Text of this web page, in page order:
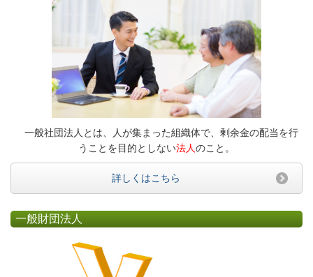
一般社団法人とは、人が集まった組織体で、剰余金の配当を行
うことを目的としない法人のこと。
詳しくはこちら
一般財団法人